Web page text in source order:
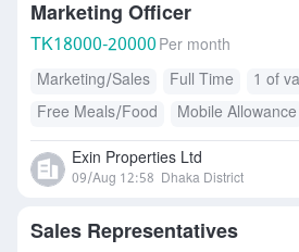
Marketing Officer
TK18000-20000 Per month
Marketing/Sales
Full Time
1 of
Free Meals/Food
Mobile Allowance
Exin Properties Ltd
09/Aug 12:58 Dhaka District
Sales Representatives